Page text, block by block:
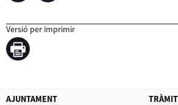
Versió per imprimir
AJUNTAMENT